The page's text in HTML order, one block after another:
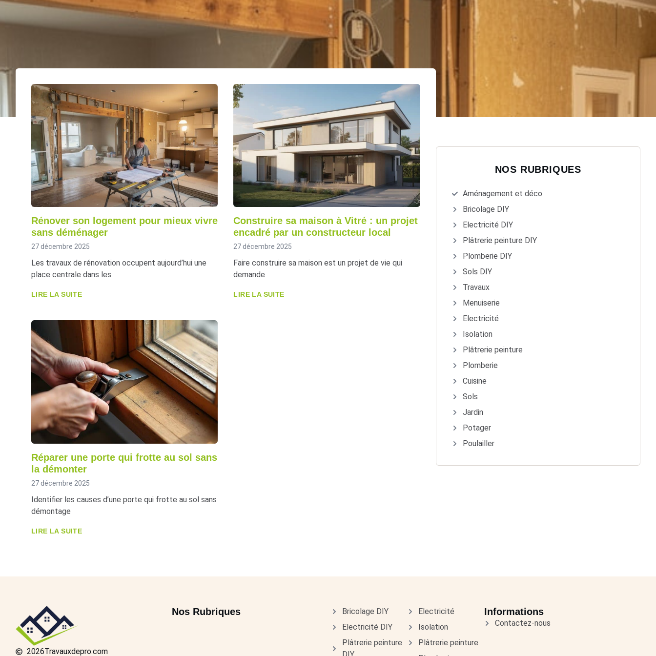
Rénover son logement pour mieux vivre
sans déménager
27 décembre 2025
Les travaux de rénovation occupent aujourd’hui une
place centrale dans les
LIRE LA SUITE
Construire sa maison à Vitré : un projet
encadré par un constructeur local
27 décembre 2025
Faire construire sa maison est un projet de vie qui
demande
LIRE LA SUITE
Réparer une porte qui frotte au sol sans
la démonter
27 décembre 2025
Identifier les causes d’une porte qui frotte au sol sans
démontage
LIRE LA SUITE
NOS RUBRIQUES
Aménagement et déco
Bricolage DIY
Electricité DIY
Plâtrerie peinture DIY
Plomberie DIY
Sols DIY
Travaux
Menuiserie
Electricité
Isolation
Plâtrerie peinture
Plomberie
Cuisine
Sols
Jardin
Potager
Poulailler
2026Travauxdepro.com
Nos Rubriques
Bricolage DIY
Electricité DIY
Plâtrerie peinture
DIY
Electricité
Isolation
Plâtrerie peinture
Informations
Contactez-nous